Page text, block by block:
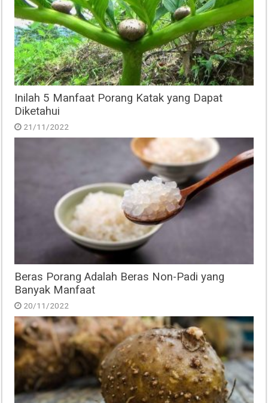
Inilah 5 Manfaat Porang Katak yang Dapat
Diketahui
21/11/2022
Beras Porang Adalah Beras Non-Padi yang
Banyak Manfaat
20/11/2022